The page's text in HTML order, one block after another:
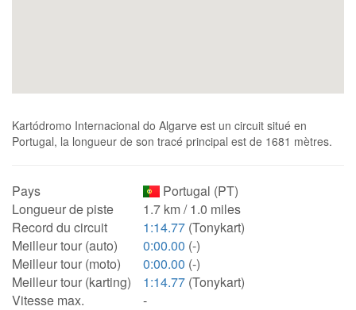
Kartódromo Internacional do Algarve est un circuit situé en
Portugal, la longueur de son tracé principal est de 1681 mètres.
Pays
Portugal (PT)
Longueur de piste
1.7 km / 1.0 miles
Record du circuit
1:14.77 (Tonykart)
Meilleur tour (auto)
0:00.00 (-)
Meilleur tour (moto)
0:00.00 (-)
Meilleur tour (karting)
1:14.77 (Tonykart)
Vitesse max.
-